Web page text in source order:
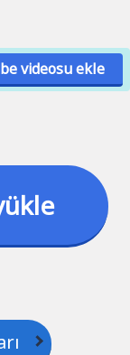
videosu ekle